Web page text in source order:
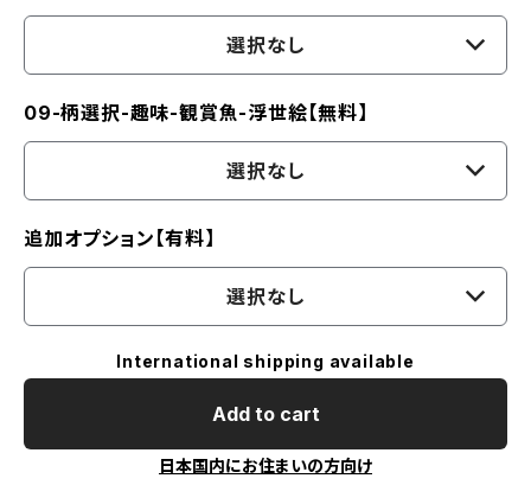
選択なし
09-柄選択-趣味-観賞魚-浮世絵【無料】
選択なし
追加オプション【有料】
選択なし
International shipping available
Add to cart
日本国内にお住まいの方向け